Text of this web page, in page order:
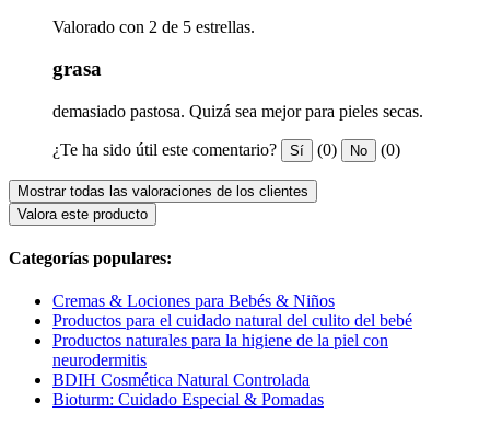
Valorado con 2 de 5 estrellas.
grasa
demasiado pastosa. Quizá sea mejor para pieles secas.
¿Te ha sido útil este comentario? Sí (0) No (0)
Mostrar todas las valoraciones de los clientes
Valora este producto
Categorías populares:
Cremas & Lociones para Bebés & Niños
Productos para el cuidado natural del culito del bebé
Productos naturales para la higiene de la piel con
neurodermitis
BDIH Cosmética Natural Controlada
Bioturm: Cuidado Especial & Pomadas